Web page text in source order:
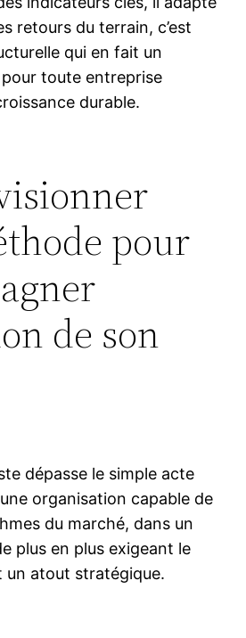
retours du terrain, c’est
qui en fait un
toute entreprise
durable.
pour
de son
dépasse le simple acte
organisation capable de
du marché, dans un
plus en plus exigeant le
un atout stratégique.